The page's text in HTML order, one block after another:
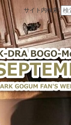
サイト内検索: